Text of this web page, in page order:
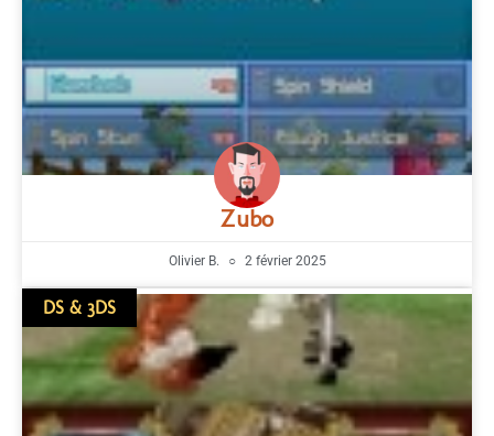
Zubo
Olivier B. 2 février 2025
DS & 3DS